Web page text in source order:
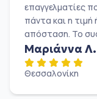
επαγγελματίες
πάντα και η
απόσταση. Το
Μαριάννα Λ.
Θεσσαλονίκη